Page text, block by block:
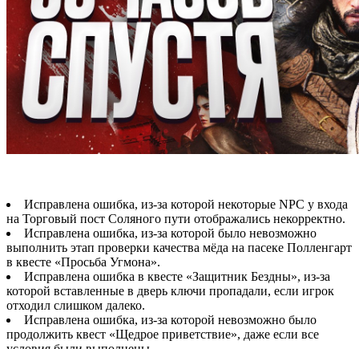
Исправлена ошибка, из-за которой некоторые NPC у входа
на Торговый пост Соляного пути отображались некорректно.
Исправлена ошибка, из-за которой было невозможно
выполнить этап проверки качества мёда на пасеке Полленгарт
в квесте «Просьба Угмона».
Исправлена ошибка в квесте «Защитник Бездны», из-за
которой вставленные в дверь ключи пропадали, если игрок
отходил слишком далеко.
Исправлена ошибка, из-за которой невозможно было
продолжить квест «Щедрое приветствие», даже если все